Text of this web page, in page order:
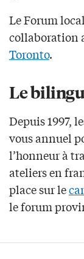
Le Forum
collaboration
Toronto.
Le
Depuis 1997,
vous annuel
l’honneur à
ateliers en
place sur le
le forum